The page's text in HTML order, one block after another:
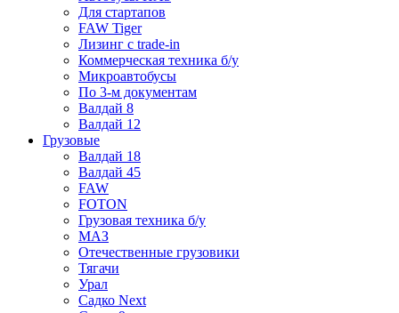
Для стартапов
FAW Tiger
Лизинг с trade-in
Коммерческая техника б/у
Микроавтобусы
По 3-м документам
Валдай 8
Валдай 12
Грузовые
Валдай 18
Валдай 45
FAW
FOTON
Грузовая техника б/у
МАЗ
Отечественные грузовики
Тягачи
Урал
Садко Next